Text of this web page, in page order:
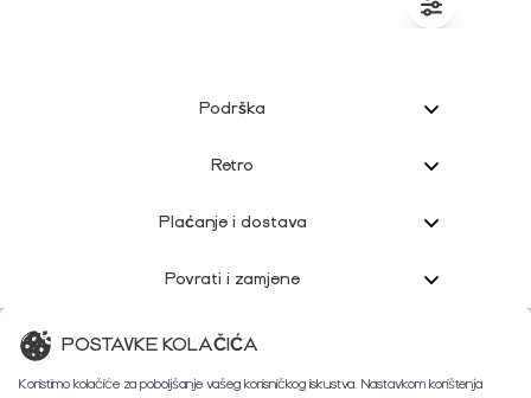
Podrška
Retro
Plaćanje i dostava
Povrati i zamjene
Korisnička podrška
POSTAVKE KOLAČIĆA
Koristimo kolačiće za poboljšanje vašeg korisničkog iskustva. Nastavkom korištenja